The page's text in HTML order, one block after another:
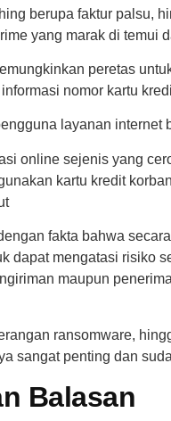
berupa faktur palsu,
yang marak di temui
peretas
nomor kartu
layanan
online sejenis yang
kartu kredit
fakta bahwa
dapat mengatasi risiko
maupun
ransomware,
sangat penting dan
Balasan